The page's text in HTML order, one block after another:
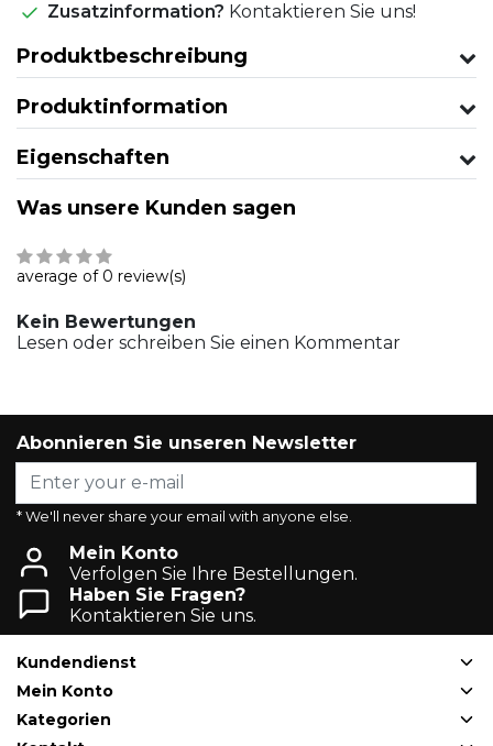
Zusatzinformation? Kontaktieren Sie uns!
Produktbeschreibung
Produktinformation
Eigenschaften
Was unsere Kunden sagen
average of 0 review(s)
Kein Bewertungen
Lesen oder schreiben Sie einen Kommentar
Abonnieren Sie unseren Newsletter
* We'll never share your email with anyone else.
Mein Konto
Verfolgen Sie Ihre Bestellungen.
Haben Sie Fragen?
Kontaktieren Sie uns.
Kundendienst
Mein Konto
Kategorien